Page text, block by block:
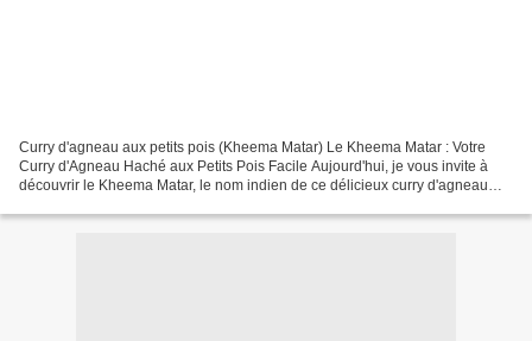
Curry d'agneau aux petits pois (Kheema Matar) Le Kheema Matar : Votre
Curry d'Agneau Haché aux Petits Pois Facile Aujourd'hui, je vous invite à
découvrir le Kheema Matar, le nom indien de ce délicieux curry d'agneau